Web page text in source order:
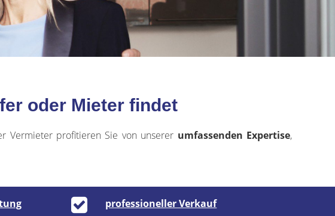
oder Mieter findet
Vermieter profitieren Sie von unserer umfassenden Expertise,
professioneller Verkauf